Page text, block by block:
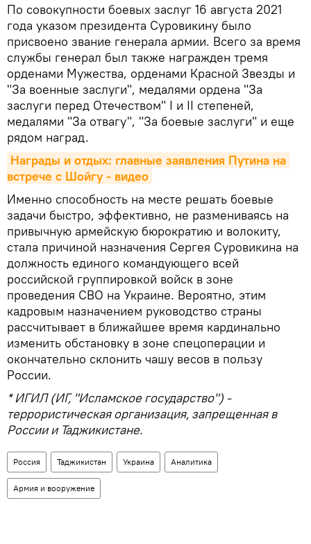
По совокупности боевых заслуг 16 августа 2021
года указом президента Суровикину было
присвоено звание генерала армии. Всего за время
службы генерал был также награжден тремя
орденами Мужества, орденами Красной Звезды и
"За военные заслуги", медалями ордена "За
заслуги перед Отечеством" I и II степеней,
медалями "За отвагу", "За боевые заслуги" и еще
рядом наград.
Награды и отдых: главные заявления Путина на
встрече с Шойгу - видео
Именно способность на месте решать боевые
задачи быстро, эффективно, не размениваясь на
привычную армейскую бюрократию и волокиту,
стала причиной назначения Сергея Суровикина на
должность единого командующего всей
российской группировкой войск в зоне
проведения СВО на Украине. Вероятно, этим
кадровым назначением руководство страны
рассчитывает в ближайшее время кардинально
изменить обстановку в зоне спецоперации и
окончательно склонить чашу весов в пользу
России.
* ИГИЛ (ИГ, "Исламское государство") -
террористическая организация, запрещенная в
России и Таджикистане.
Россия Таджикистан Украина Аналитика
Армия и вооружение